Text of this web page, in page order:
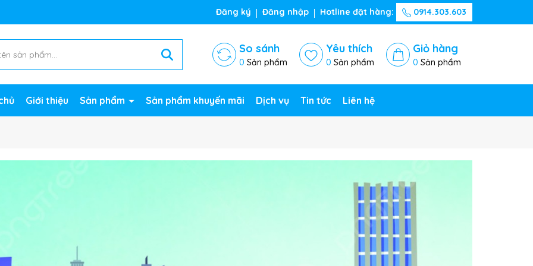
chờ đợi bạn Đăng ký Đăng nhập Hotline đặt hàng: 0914.303.603
So sánh
0 Sản phẩm
Yêu thích
0 Sản phẩm
Giỏ hàng
0 Sản phẩm
Giới thiệu Sản phẩm Sản phẩm khuyến mãi Dịch vụ Tin tức Liên hệ